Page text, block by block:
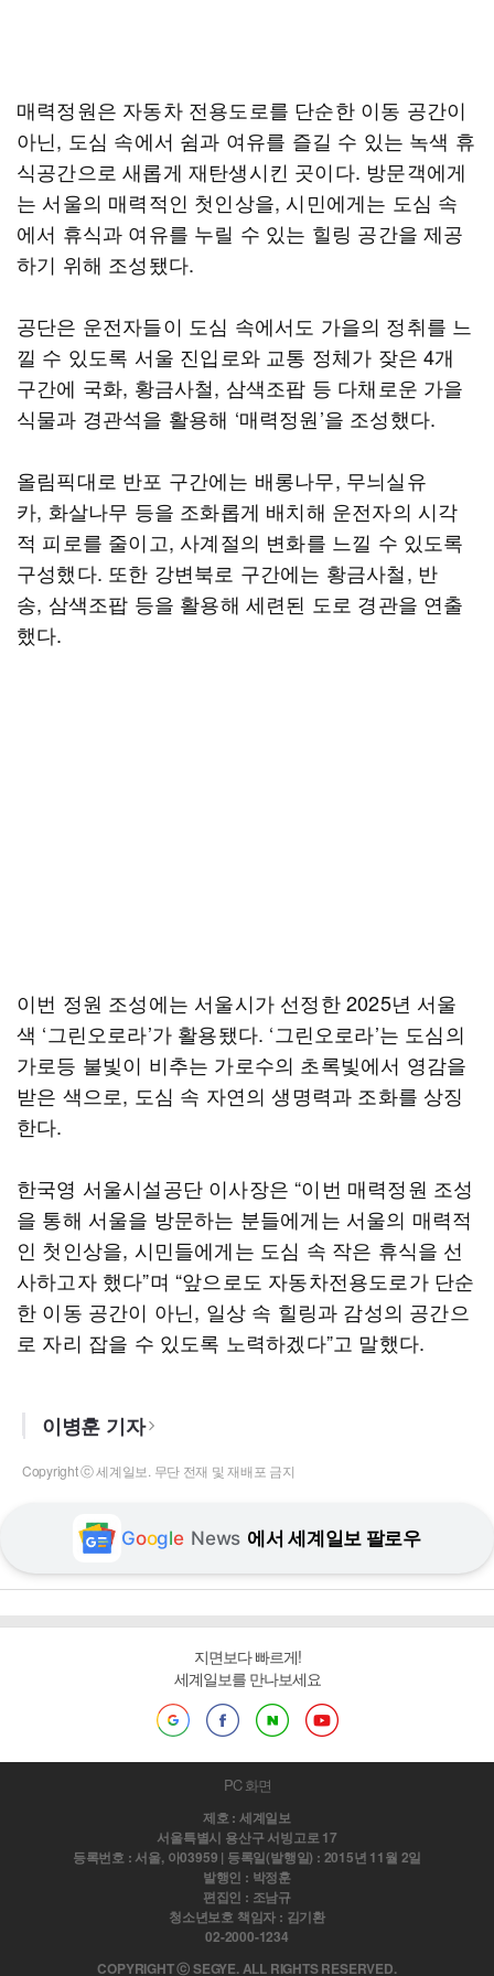
매력정원은 자동차 전용도로를 단순한 이동 공간이
아닌, 도심 속에서 쉼과 여유를 즐길 수 있는 녹색 휴
식공간으로 새롭게 재탄생시킨 곳이다. 방문객에게
는 서울의 매력적인 첫인상을, 시민에게는 도심 속
에서 휴식과 여유를 누릴 수 있는 힐링 공간을 제공
하기 위해 조성됐다.
공단은 운전자들이 도심 속에서도 가을의 정취를 느
낄 수 있도록 서울 진입로와 교통 정체가 잦은 4개
구간에 국화, 황금사철, 삼색조팝 등 다채로운 가을
식물과 경관석을 활용해 ‘매력정원’을 조성했다.
올림픽대로 반포 구간에는 배롱나무, 무늬실유
카, 화살나무 등을 조화롭게 배치해 운전자의 시각
적 피로를 줄이고, 사계절의 변화를 느낄 수 있도록
구성했다. 또한 강변북로 구간에는 황금사철, 반
송, 삼색조팝 등을 활용해 세련된 도로 경관을 연출
했다.
이번 정원 조성에는 서울시가 선정한 2025년 서울
색 ‘그린오로라’가 활용됐다. ‘그린오로라’는 도심의
가로등 불빛이 비추는 가로수의 초록빛에서 영감을
받은 색으로, 도심 속 자연의 생명력과 조화를 상징
한다.
한국영 서울시설공단 이사장은 “이번 매력정원 조성
을 통해 서울을 방문하는 분들에게는 서울의 매력적
인 첫인상을, 시민들에게는 도심 속 작은 휴식을 선
사하고자 했다”며 “앞으로도 자동차전용도로가 단순
한 이동 공간이 아닌, 일상 속 힐링과 감성의 공간으
로 자리 잡을 수 있도록 노력하겠다”고 말했다.
이병훈 기자
Copyright ⓒ 세계일보. 무단 전재 및 재배포 금지
Google News 에서 세계일보 팔로우
지면보다 빠르게!
세계일보를 만나보세요
PC 화면
제호 : 세계일보
서울특별시 용산구 서빙고로 17
등록번호 : 서울, 아03959 | 등록일(발행일) : 2015년 11월 2일
발행인 : 박정훈
편집인 : 조남규
청소년보호 책임자 : 김기환
02-2000-1234
COPYRIGHT ⓒ SEGYE. ALL RIGHTS RESERVED.